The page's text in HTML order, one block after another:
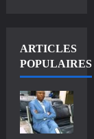
ARTICLES
POPULAIRES